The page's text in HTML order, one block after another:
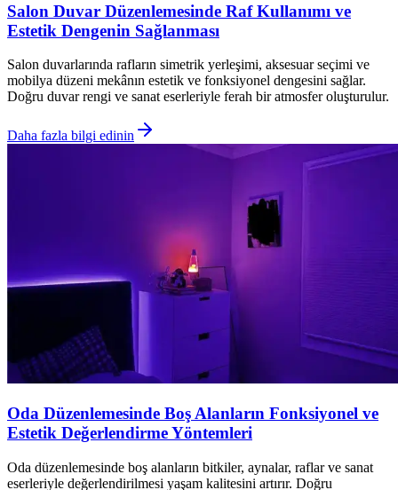
Salon Duvar Düzenlemesinde Raf Kullanımı ve
Estetik Dengenin Sağlanması
Salon duvarlarında rafların simetrik yerleşimi, aksesuar seçimi ve
mobilya düzeni mekânın estetik ve fonksiyonel dengesini sağlar.
Doğru duvar rengi ve sanat eserleriyle ferah bir atmosfer oluşturulur.
Daha fazla bilgi edinin
Oda Düzenlemesinde Boş Alanların Fonksiyonel ve
Estetik Değerlendirme Yöntemleri
Oda düzenlemesinde boş alanların bitkiler, aynalar, raflar ve sanat
eserleriyle değerlendirilmesi yaşam kalitesini artırır. Doğru